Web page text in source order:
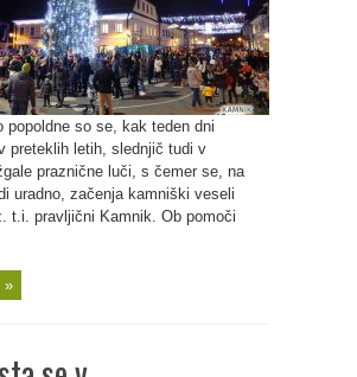
popoldne so se, kak teden dni
preteklih letih, slednjič tudi v
praznične luči, s čemer se, na
uradno, začenja kamniški veseli
t.i. pravljični Kamnik. Ob pomoči
»